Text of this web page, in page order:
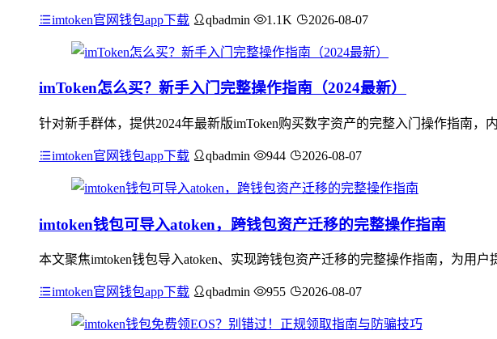
imtoken官网钱包app下载 qbadmin 1.1K 2026-08-07
imToken怎么买？新手入门完整操作指南（2024最新）
针对新手群体，提供2024年最新版imToken购买数字资产的完整入门操作指南
imtoken官网钱包app下载 qbadmin 944 2026-08-07
imtoken钱包可导入atoken，跨钱包资产迁移的完整操作指南
本文聚焦imtoken钱包导入atoken、实现跨钱包资产迁移的完整操作指南，为用
imtoken官网钱包app下载 qbadmin 955 2026-08-07